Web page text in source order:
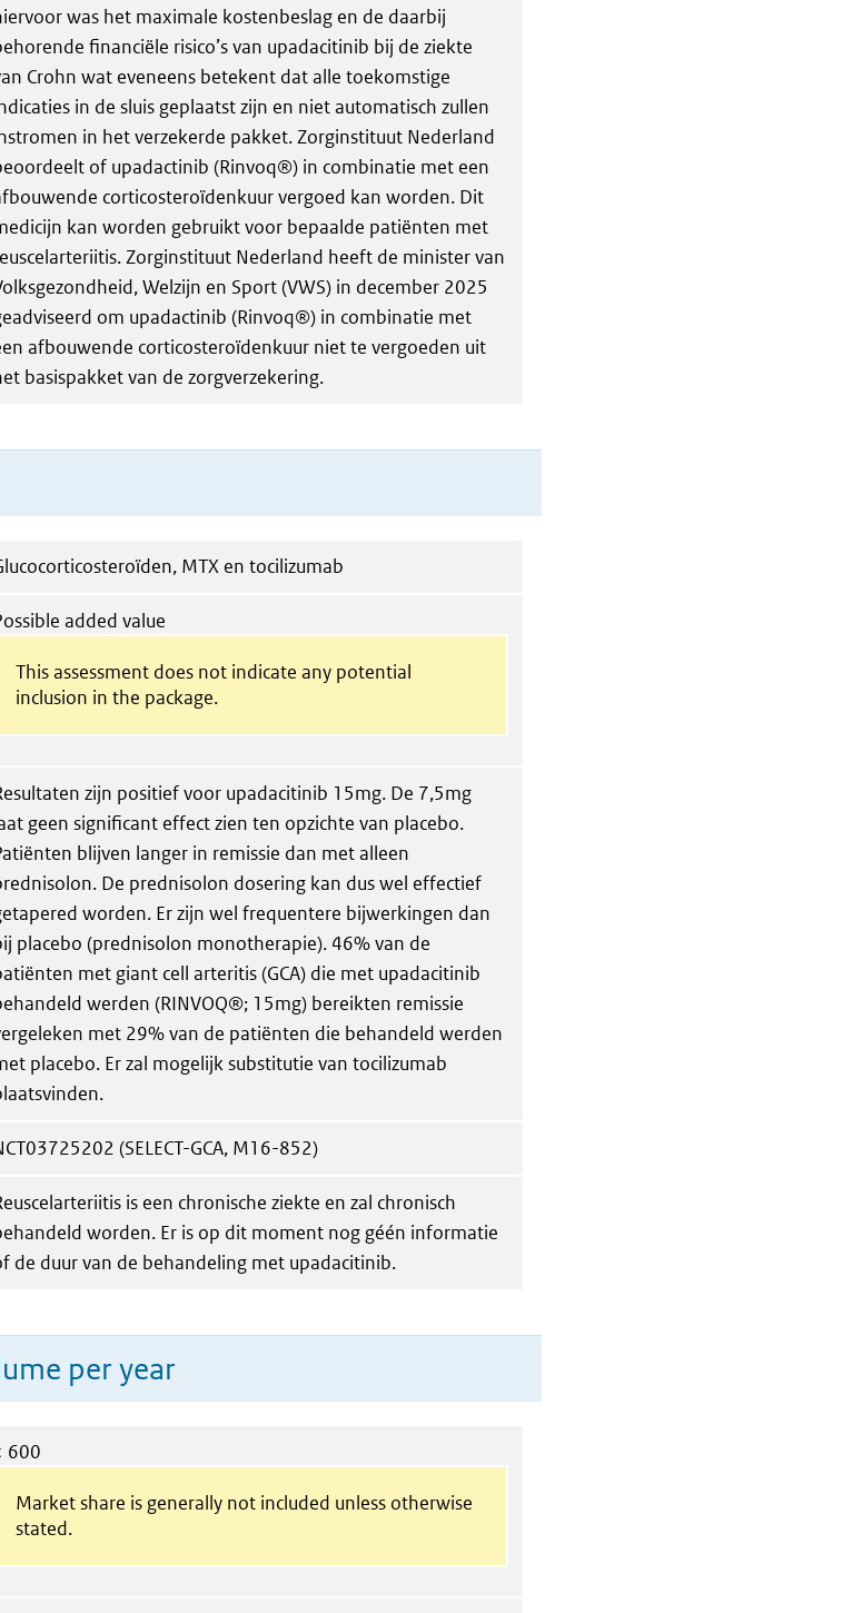
was het maximale kostenbeslag en de daarbij
financiële risico’s van upadacitinib bij de ziekte
Crohn wat eveneens betekent dat alle toekomstige
in de sluis geplaatst zijn en niet automatisch zullen
in het verzekerde pakket. Zorginstituut Nederland
of upadactinib (Rinvoq®) in combinatie met een
corticosteroïdenkuur vergoed kan worden. Dit
kan worden gebruikt voor bepaalde patiënten met
Zorginstituut Nederland heeft de minister van
Welzijn en Sport (VWS) in december 2025
om upadactinib (Rinvoq®) in combinatie met
afbouwende corticosteroïdenkuur niet te vergoeden uit
basispakket van de zorgverzekering.
MTX en tocilizumab
added value
This assessment does not indicate any potential
inclusion in the package.
zijn positief voor upadacitinib 15mg. De 7,5mg
geen significant effect zien ten opzichte van placebo.
blijven langer in remissie dan met alleen
De prednisolon dosering kan dus wel effectief
worden. Er zijn wel frequentere bijwerkingen dan
placebo (prednisolon monotherapie). 46% van de
met giant cell arteritis (GCA) die met upadacitinib
werden (RINVOQ®; 15mg) bereikten remissie
met 29% van de patiënten die behandeld werden
placebo. Er zal mogelijk substitutie van tocilizumab
(SELECT-GCA, M16-852)
is een chronische ziekte en zal chronisch
worden. Er is op dit moment nog géén informatie
de duur van de behandeling met upadacitinib.
per year
600
Market share is generally not included unless otherwise
stated.